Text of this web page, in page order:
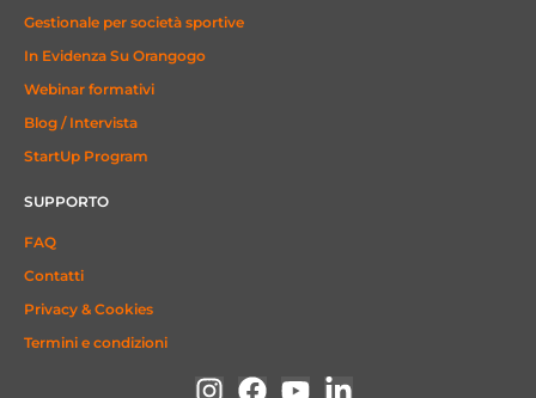
Gestionale per società sportive
In Evidenza Su Orangogo
Webinar formativi
Blog / Intervista
StartUp Program
SUPPORTO
FAQ
Contatti
Privacy & Cookies
Termini e condizioni